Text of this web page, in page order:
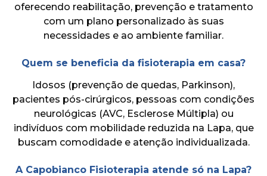
oferecendo reabilitação, prevenção e tratamento
com um plano personalizado às suas
necessidades e ao ambiente familiar.
Quem se beneficia da fisioterapia em casa?
Idosos (prevenção de quedas, Parkinson),
pacientes pós-cirúrgicos, pessoas com condições
neurológicas (AVC, Esclerose Múltipla) ou
indivíduos com mobilidade reduzida na Lapa, que
buscam comodidade e atenção individualizada.
A Capobianco Fisioterapia atende só na Lapa?